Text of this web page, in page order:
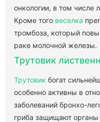
онкологии, в том
Кроме того веселка
тромбоза, который
раке молочной железы.
Трутовик
Трутовик богат
особенно активны в
заболеваний бронхо-
гриба защищают